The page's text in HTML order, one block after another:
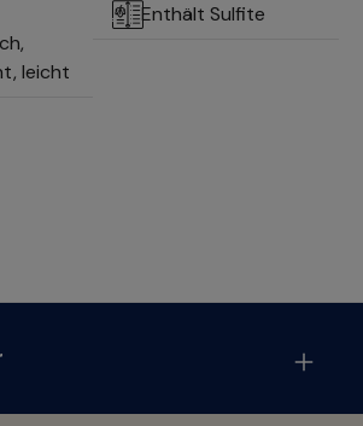
leicht
Enthält Sulfite